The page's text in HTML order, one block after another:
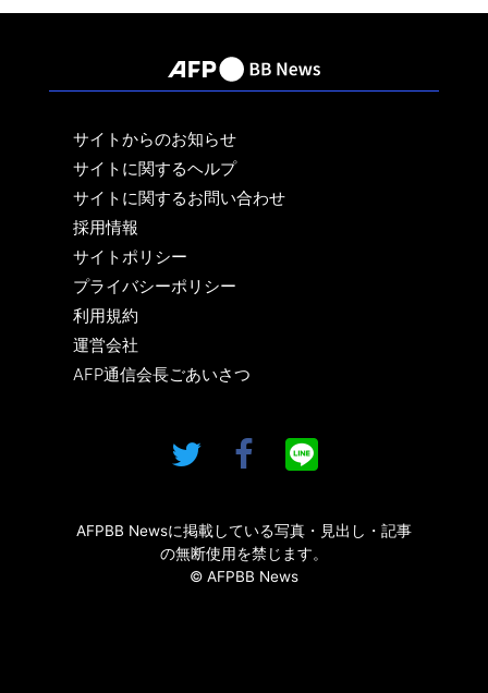
サイトからのお知らせ
サイトに関するヘルプ
サイトに関するお問い合わせ
採用情報
サイトポリシー
プライバシーポリシー
利用規約
運営会社
AFP通信会長ごあいさつ
AFPBB Newsに掲載している写真・見出し・記事
の無断使用を禁じます。
© AFPBB News